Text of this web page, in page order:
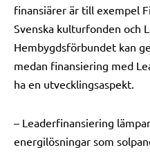
finansiärer är till exempel
Svenska kulturfonden och
Hembygdsförbundet kan
medan finansiering med
ha en utvecklingsaspekt.
– Leaderfinansiering
energilösningar som